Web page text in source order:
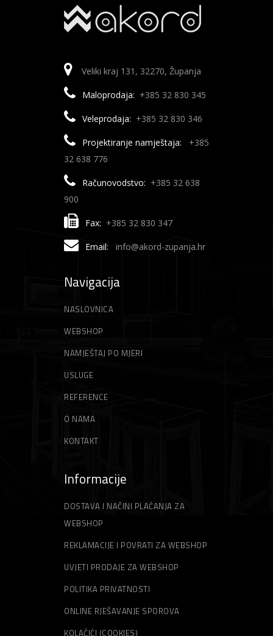
Veliki kraj 131, 32270, Županja
Maloprodaja: +385 32 830 345
Veleprodaja: +385 32 830 346
Projektiranje namještaja:
+385
32 638 776
Računovodstvo: +385 32 638
900
Fax: +385 32 830 347
Email: info@akord-zupanja.hr
Navigacija
NASLOVNICA
WEBSHOP
NAMJEŠTAJ PO MJERI
USLUGE
REFERENCE
O NAMA
KONTAKT
Informacije
DOSTAVA I NAČINI PLAĆANJA ZA
WEBSHOP
REKLAMACIJE I POVRATI ZA WEBSHOP
UVJETI PRODAJE ZA WEBSHOP
POLITIKA PRIVATNOSTI
ONLINE RJEŠAVANJE SPOROVA
KOLAČIĆI (COOKIES)